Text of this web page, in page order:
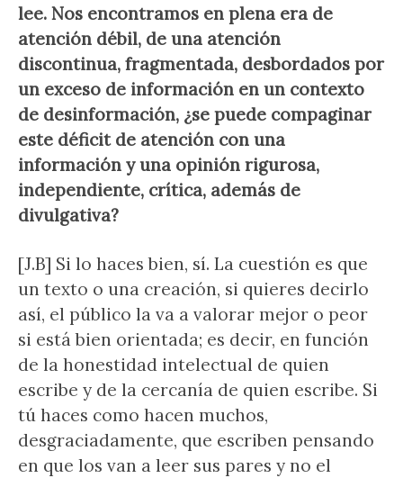
lee. Nos encontramos en plena era de
atención débil, de una atención
discontinua, fragmentada, desbordados por
un exceso de información en un contexto
de desinformación, ¿se puede compaginar
este déficit de atención con una
información y una opinión rigurosa,
independiente, crítica, además de
divulgativa?
[J.B] Si lo haces bien, sí. La cuestión es que
un texto o una creación, si quieres decirlo
así, el público la va a valorar mejor o peor
si está bien orientada; es decir, en función
de la honestidad intelectual de quien
escribe y de la cercanía de quien escribe. Si
tú haces como hacen muchos,
desgraciadamente, que escriben pensando
en que los van a leer sus pares y no el